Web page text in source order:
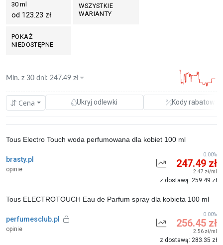
30 ml
od 123.23 zł
WSZYSTKIE
WARIANTY
POKAŻ
NIEDOSTĘPNE
Cena Ukryj odlewki Kody rabatowe
Min. z 30 dni: 247.49 zł
brasty.pl
opinie
Tous Electro Touch woda perfumowana dla kobiet 100 ml
247.49 zł
2.47 zł/ml
z dostawą: 259.49 zł
0.00%
perfumesclub.pl
opinie
Tous ELECTROTOUCH Eau de Parfum spray dla kobieta 100 ml
256.45 zł
2.56 zł/ml
z dostawą: 283.35 zł
0.00%